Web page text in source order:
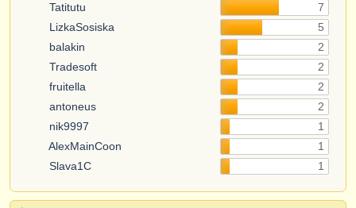
Tatitutu
7
LizkaSosiska
5
balakin
2
Tradesoft
2
fruitella
2
antoneus
2
nik9997
1
AlexMainCoon
1
Slava1C
1